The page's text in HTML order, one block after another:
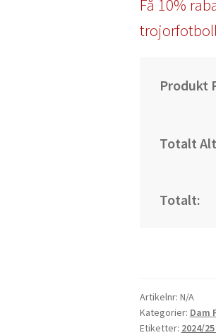
Få 10%
Produkt
Totalt
Totalt:
Artikelnr: N/A
Kategorier: Dam
Etiketter: 2024/